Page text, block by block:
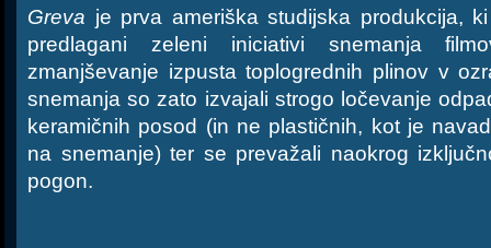
Greva je prva ameriška studijska produkcija,
predlagani zeleni iniciativi snemanja
zmanjševanje izpusta toplogrednih plinov v
snemanja so zato izvajali strogo ločevanje
keramičnih posod (in ne plastičnih, kot je
na snemanje) ter se prevažali naokrog
pogon.